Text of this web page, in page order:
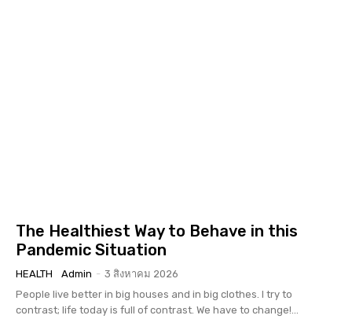
The Healthiest Way to Behave in this
Pandemic Situation
HEALTH Admin - 3 สิงหาคม 2026
People live better in big houses and in big clothes. I try to
contrast; life today is full of contrast. We have to change!...